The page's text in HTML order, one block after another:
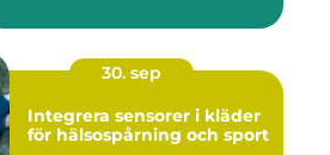
30. sep
Integrera sensorer i kläder
för hälsospårning och sport